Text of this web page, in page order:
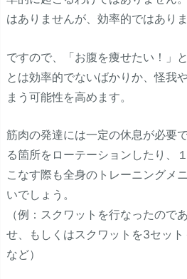
はありませんが、効率的ではありま
ですので、「お腹を痩せたい！」
とは効率的でないばかりか、怪我
まう可能性を高めます。
筋肉の発達には一定の休息が必要
る箇所をローテーションしたり、
こなす際も全身のトレーニングメ
いでしょう。
（例：スクワットを行なったので
せ、もしくはスクワットを3セッ
など）